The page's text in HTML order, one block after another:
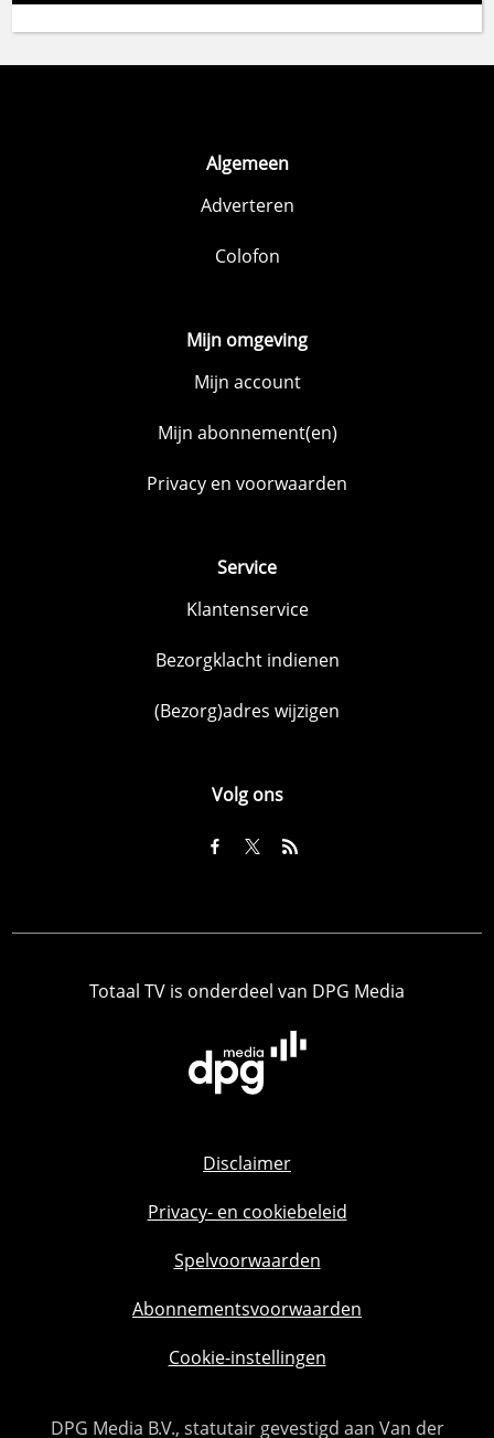
Algemeen
Adverteren
Colofon
Mijn omgeving
Mijn account
Mijn abonnement(en)
Privacy en voorwaarden
Service
Klantenservice
Bezorgklacht indienen
(Bezorg)adres wijzigen
Volg ons
Totaal TV is onderdeel van DPG Media
Disclaimer
Privacy- en cookiebeleid
Spelvoorwaarden
Abonnementsvoorwaarden
Cookie-instellingen
DPG Media B.V., statutair gevestigd aan Van der